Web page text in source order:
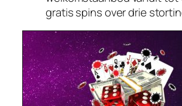
gratis spins over drie